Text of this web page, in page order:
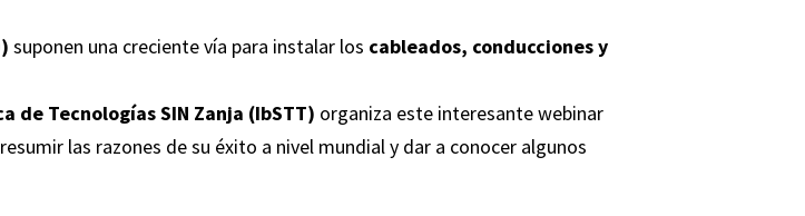
suponen una creciente vía para instalar los cableados, conducciones y
de Tecnologías SIN Zanja (IbSTT) organiza este interesante webinar
las razones de su éxito a nivel mundial y dar a conocer algunos